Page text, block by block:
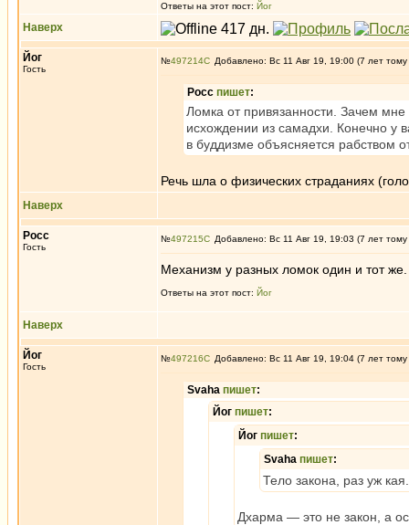
Ответы на этот пост: Йог
Наверх
Йог
Гость
№497214 Добавлено: Вс 11 Авг 19, 19:00 (7 лет тому
Росс пишет:
Ломка от привязанности. Зачем
исхождении из самадхи. Конечно у
в буддизме объясняется рабством
Речь шла о физических страданиях
Наверх
Росс
Гость
№497215 Добавлено: Вс 11 Авг 19, 19:03 (7 лет тому
Механизм у разных ломок один и тот же.
Ответы на этот пост: Йог
Наверх
Йог
Гость
№497216 Добавлено: Вс 11 Авг 19, 19:04 (7 лет тому
Svaha пишет:
Йог пишет:
Йог пишет:
Svaha пишет:
Тело закона, раз уж кая.
Дхарма — это не закон, а